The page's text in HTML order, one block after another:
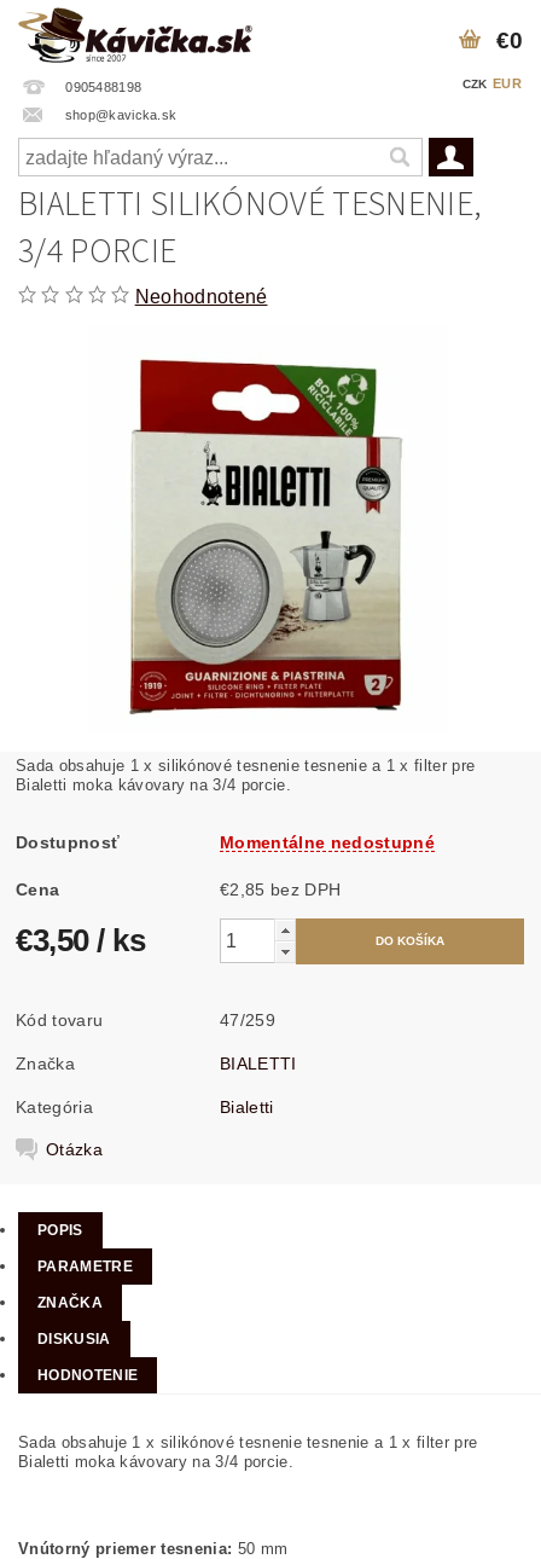
0905488198
shop@kavicka.sk
CZK EUR
€0
BIALETTI SILIKÓNOVÉ TESNENIE,
3/4 PORCIE
Neohodnotené
Sada obsahuje 1 x silikónové tesnenie tesnenie a 1 x filter pre
Bialetti moka kávovary na 3/4 porcie.
Dostupnosť Momentálne nedostupné
Cena €2,85 bez DPH
€3,50/ ks
Kód tovaru 47/259
Značka BIALETTI
Kategória Bialetti
Otázka
POPIS
PARAMETRE
ZNAČKA
DISKUSIA
HODNOTENIE
Sada obsahuje 1 x silikónové tesnenie tesnenie a 1 x filter pre
Bialetti moka kávovary na 3/4 porcie.
Vnútorný priemer tesnenia: 50 mm